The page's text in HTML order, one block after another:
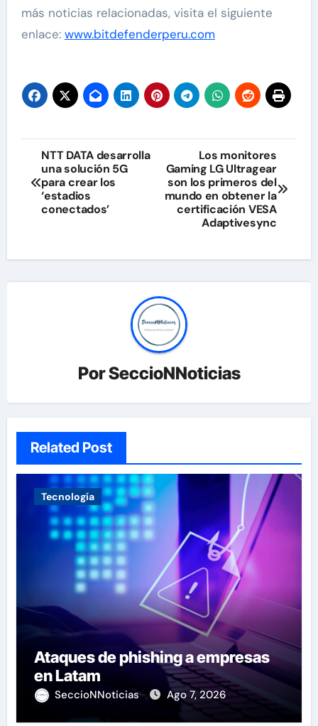
más noticias relacionadas, visita el siguiente
enlace: www.bitdefenderperu.com
Navegación
de
entradas
NTT DATA desarrolla
una solución 5G
para crear los
‘estadios
conectados’
Los monitores
Gaming LG Ultragear
son los primeros del
mundo en obtener la
certificación VESA
Adaptivesync
PorSeccioNNoticias
Related Post
Tecnología
Ataques de phishing a empresas
en Latam
SeccioNNoticias Ago 7, 2026